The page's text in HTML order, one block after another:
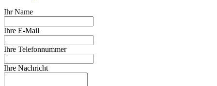
Ihr Name
Ihre E-Mail
Ihre Telefonnummer
Ihre Nachricht